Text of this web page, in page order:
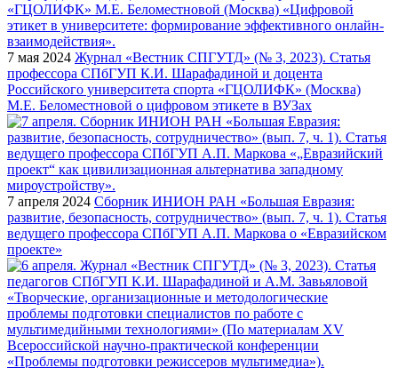
7 мая 2024 Журнал «Вестник СПГУТД» (№ 3, 2023). Статья
профессора СПбГУП К.И. Шарафадиной и доцента
Российского университета спорта «ГЦОЛИФК» (Москва)
М.Е. Беломестновой о цифровом этикете в ВУЗах
7 апреля 2024 Сборник ИНИОН РАН «Большая Евразия:
развитие, безопасность, сотрудничество» (вып. 7, ч. 1). Статья
ведущего профессора СПбГУП А.П. Маркова о «Евразийском
проекте»